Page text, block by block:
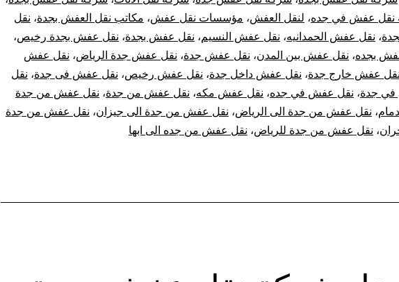
نقل عفش في جده، لنقل العفش، مؤسسات نقل عفش، مكاتب نقل العفش بجدة، نقل
، نقل عفش الحمدانيه، نقل عفش النسيم، نقل عفش بجدة، نقل عفش بجدة رخيص،
بجده، نقل عفش بين المدن، نقل عفش جدة، نقل عفش جدة الرياض، نقل عفش
نقل عفش خارج جدة، نقل عفش داخل جدة، نقل عفش رخيص، نقل عفش فى جدة، نقل
جدة، نقل عفش في جده، نقل عفش مكه، نقل عفش من جدة، نقل عفش من جدة
، نقل عفش من جدة الى الرياض، نقل عفش من جدة الى جيزان، نقل عفش من جدة
، نقل عفش من جدة للرياض، نقل عفش من جده الى ابها